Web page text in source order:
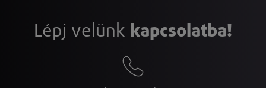
Lépj velünk kapcsolatba!